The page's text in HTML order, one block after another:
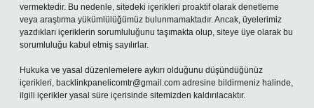
vermektedir. Bu nedenle, sitedeki içerikleri proaktif olarak denetleme
veya araştırma yükümlülüğümüz bulunmamaktadır. Ancak, üyelerimiz
yazdıkları içeriklerin sorumluluğunu taşımakta olup, siteye üye olarak bu
sorumluluğu kabul etmiş sayılırlar.
Hukuka ve yasal düzenlemelere aykırı olduğunu düşündüğünüz
içerikleri, backlinkpanelicomtr@gmail.com adresine bildirmeniz halinde,
ilgili içerikler yasal süre içerisinde sitemizden kaldırılacaktır.